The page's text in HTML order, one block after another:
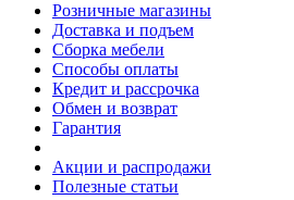
Розничные магазины
Доставка и подъем
Сборка мебели
Способы оплаты
Кредит и рассрочка
Обмен и возврат
Гарантия
Акции и распродажи
Полезные статьи